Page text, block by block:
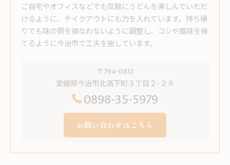
ご自宅やオフィスなどでも気軽にうどんを楽しんでいただ
けるように、テイクアウトにも力を入れています。持ち帰
りでも味の質を損なわないように調整し、コシや風味を保
てるように今治市で工夫を施しています。
〒794-0812
愛媛県今治市北高下町３丁目２−２８
0898-35-5979
お問い合わせはこちら